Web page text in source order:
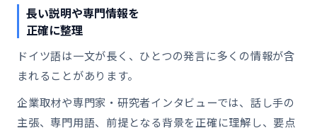
長い説明や専門情報を
正確に整理
ドイツ語は一文が長く、ひとつの発言に多くの情報が含
まれることがあります。
企業取材や専門家・研究者インタビューでは、話し手の
主張、専門用語、前提となる背景を正確に理解し、要点